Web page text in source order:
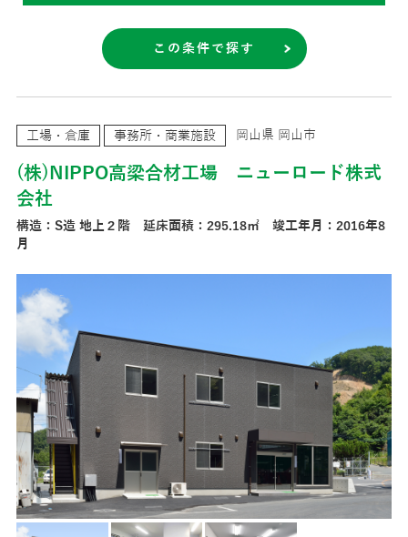
工場・倉庫 事務所・商業施設 岡山県 岡山市
(株)NIPPO高梁合材工場 ニューロード株式
会社
構造：S造 地上２階 延床面積：295.18㎡ 竣工年月：2016年8
月